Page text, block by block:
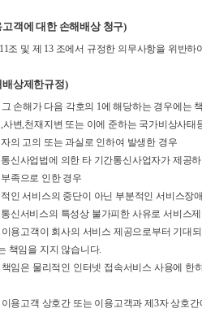
고객에 대한 손해배상 청구)
조 및 제 13 조에서 규정한 의무사항을 위반
배상제한규정)
손해가 다음 각호의 1에 해당하는 경우에는
,사변,천재지변 또는 이에 준하는 국가비상사태
의 고의 또는 과실로 인하여 발생한 경우
신사업법에 의한 타 기간통신사업자가 제공
족으로 인한 경우
인 서비스의 중단이 아닌 부분적인 서비스장
신서비스의 특성상 불가피한 사유로 서비스
이용고객이 회사의 서비스 제공으로부터 기대
책임을 지지 않습니다.
책임은 물리적인 인터넷 접속서비스 사용에
이용고객 상호간 또는 이용고객과 제3자 상호